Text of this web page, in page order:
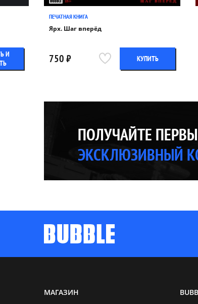
И
ПЕЧАТНАЯ КНИГА
Ярх. Шаг вперёд
750 ₽ КУПИТЬ
ПОЛУЧАЙТЕ
ЭКСКЛЮЗИВНЫЙ
МАГАЗИН